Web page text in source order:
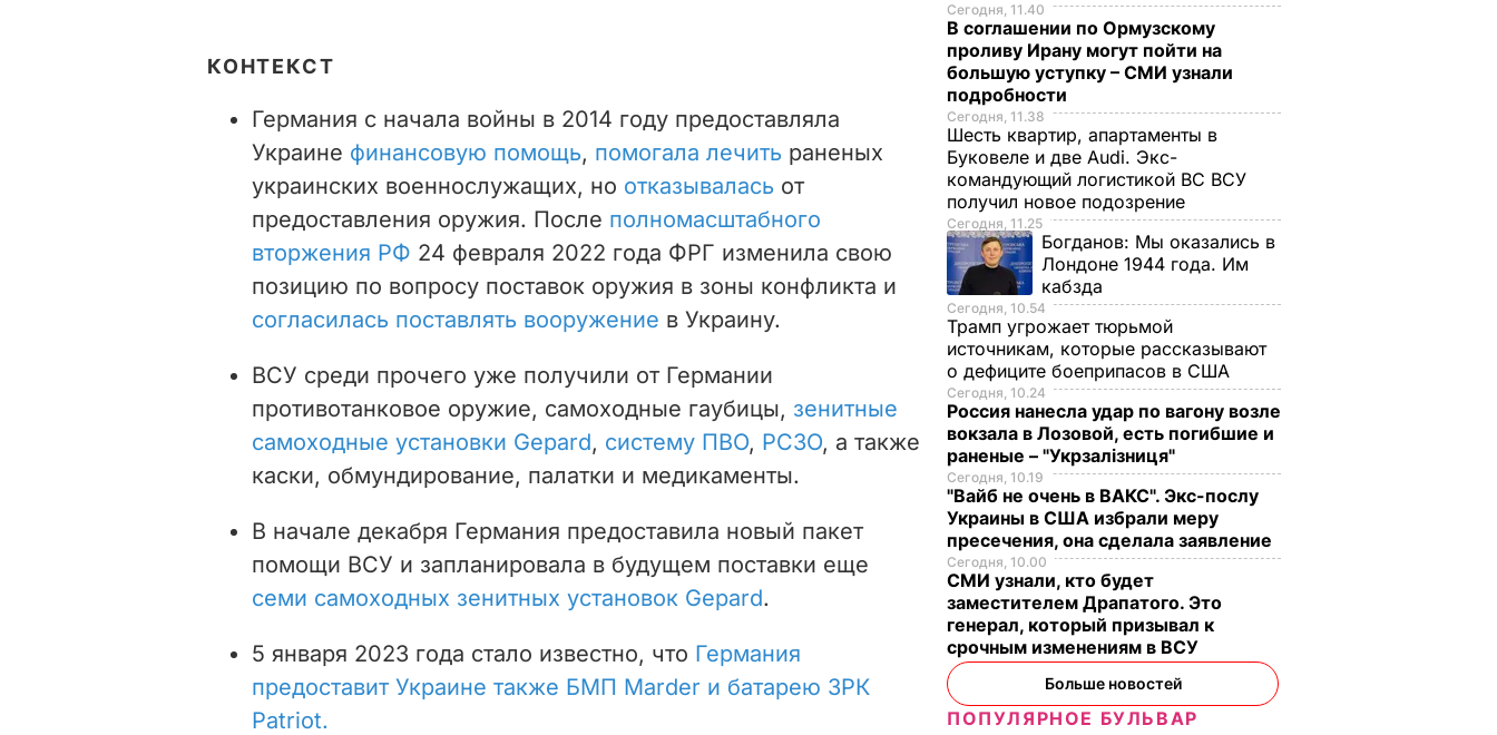
КОНТЕКСТ
Германия с начала войны в 2014 году предоставляла
Украине финансовую помощь, помогала лечить раненых
украинских военнослужащих, но отказывалась от
предоставления оружия. После полномасштабного
вторжения РФ 24 февраля 2022 года ФРГ изменила свою
позицию по вопросу поставок оружия в зоны конфликта и
согласилась поставлять вооружение в Украину.
ВСУ среди прочего уже получили от Германии
противотанковое оружие, самоходные гаубицы, зенитные
самоходные установки Gepard, систему ПВО, РСЗО, а также
каски, обмундирование, палатки и медикаменты.
В начале декабря Германия предоставила новый пакет
помощи ВСУ и запланировала в будущем поставки еще
семи самоходных зенитных установок Gepard.
5 января 2023 года стало известно, что Германия
предоставит Украине также БМП Marder и батарею ЗРК
Patriot.
Сегодня, 11.40
В соглашении по Ормузскому
проливу Ирану могут пойти на
большую уступку – СМИ узнали
подробности
Сегодня, 11.38
Шесть квартир, апартаменты в
Буковеле и две Audi. Экс-
командующий логистикой ВС ВСУ
получил новое подозрение
Сегодня, 11.25
Богданов: Мы оказались в
Лондоне 1944 года. Им
кабзда
Сегодня, 10.54
Трамп угрожает тюрьмой
источникам, которые рассказывают
о дефиците боеприпасов в США
Сегодня, 10.24
Россия нанесла удар по вагону возле
вокзала в Лозовой, есть погибшие и
раненые – "Укрзалізниця"
Сегодня, 10.19
"Вайб не очень в ВАКС". Экс-послу
Украины в США избрали меру
пресечения, она сделала заявление
Сегодня, 10.00
СМИ узнали, кто будет
заместителем Драпатого. Это
генерал, который призывал к
срочным изменениям в ВСУ
Больше новостей
ПОПУЛЯРНОЕ БУЛЬВАР